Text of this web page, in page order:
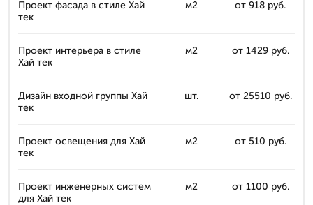
Проект фасада в стиле Хай
тек
м2 от 918 руб.
Проект интерьера в стиле
Хай тек
м2 от 1429 руб.
Дизайн входной группы Хай
тек
шт. от 25510 руб.
Проект освещения для Хай
тек
м2 от 510 руб.
Проект инженерных систем
для Хай тек
м2 от 1100 руб.